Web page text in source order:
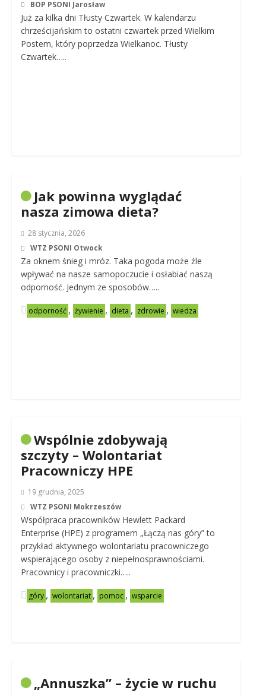
BOP PSONI Jarosław
Już za kilka dni Tłusty Czwartek. W kalendarzu
chrześcijańskim to ostatni czwartek przed Wielkim
Postem, który poprzedza Wielkanoc. Tłusty
Czwartek…..
Jak powinna wyglądać
nasza zimowa dieta?
28 stycznia, 2026
WTZ PSONI Otwock
Za oknem śnieg i mróz. Taka pogoda może źle
wpływać na nasze samopoczucie i osłabiać naszą
odporność. Jednym ze sposobów…..
odporność , żywienie , dieta , zdrowie , wiedza
Wspólnie zdobywają
szczyty – Wolontariat
Pracowniczy HPE
19 grudnia, 2025
WTZ PSONI Mokrzeszów
Współpraca pracowników Hewlett Packard
Enterprise (HPE) z programem „Łączą nas góry” to
przykład aktywnego wolontariatu pracowniczego
wspierającego osoby z niepełnosprawnościami.
Pracownicy i pracowniczki…..
góry , wolontariat , pomoc , wsparcie
„Annuszka” – życie w ruchu